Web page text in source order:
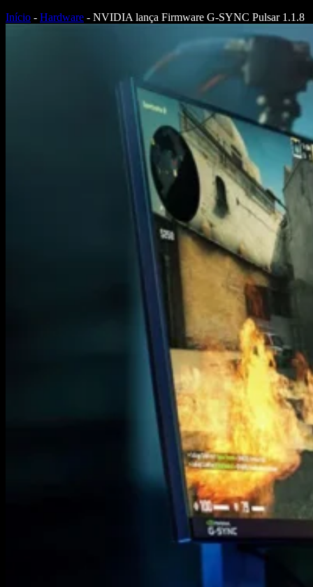
Início - Hardware - NVIDIA lança Firmware G-SYNC Pulsar 1.1.8